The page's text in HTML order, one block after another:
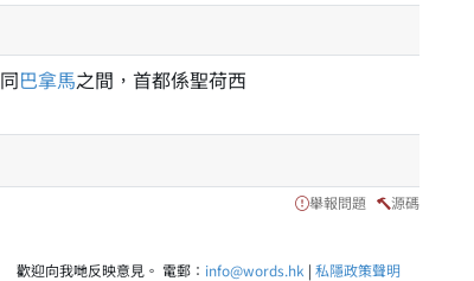
同巴拿馬之間，首都係聖荷西
舉報問題 源碼
歡迎向我哋反映意見。 電郵： info@words.hk | 私隱政策聲明